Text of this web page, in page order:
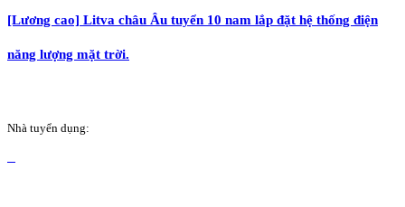
[Lương cao] Litva châu Âu tuyển 10 nam lắp đặt hệ thống điện
năng lượng mặt trời.
Nhà tuyển dụng: